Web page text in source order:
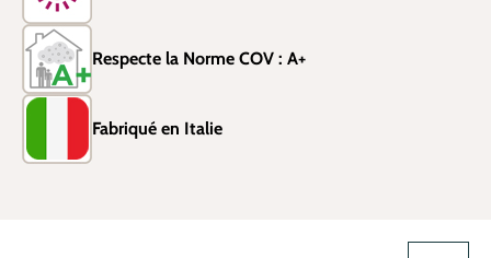
Respecte la Norme COV : A+
Fabriqué en Italie